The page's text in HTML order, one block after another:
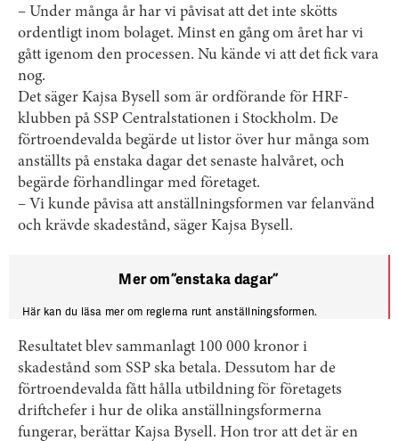
– Under många år har vi påvisat att det inte skötts
ordentligt inom bolaget. Minst en gång om året har vi
gått igenom den processen. Nu kände vi att det fick vara
nog.
Det säger Kajsa Bysell som är ordförande för HRF-
klubben på SSP Centralstationen i Stockholm. De
förtroendevalda begärde ut listor över hur många som
anställts på enstaka dagar det senaste halvåret, och
begärde förhandlingar med företaget.
– Vi kunde påvisa att anställningsformen var felanvänd
och krävde skadestånd, säger Kajsa Bysell.
Mer om ”enstaka dagar”
Härkan du läsa mer om reglerna runt anställningsformen.
Resultatet blev sammanlagt 100 000 kronor i
skadestånd som SSP ska betala. Dessutom har de
förtroendevalda fått hålla utbildning för företagets
driftchefer i hur de olika anställningsformerna
fungerar, berättar Kajsa Bysell. Hon tror att det är en